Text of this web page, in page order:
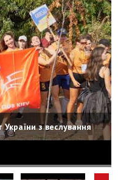
з веслування